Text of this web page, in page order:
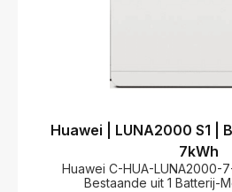
Huawei | LUNA2000 S1 |
7kWh
Huawei C-HUA-LUNA2000-
Bestaande uit 1 Batterij-